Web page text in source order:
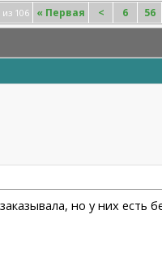
106 « Первая < 6 56
но у них